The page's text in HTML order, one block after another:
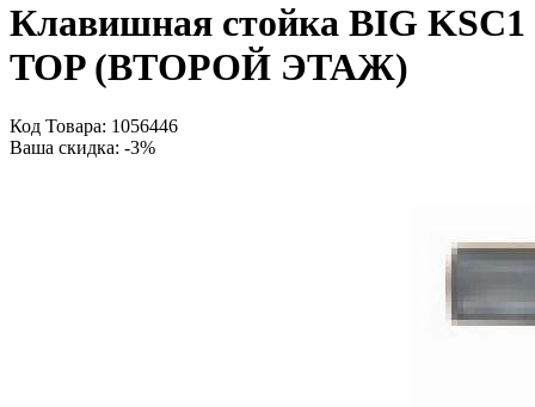
Клавишная стойка BIG KSC1
TOP (ВТОРОЙ ЭТАЖ)
Код Товара: 1056446
Ваша скидка: -3%